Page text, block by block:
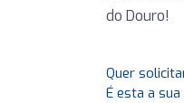
do Douro!
Quer
É esta a